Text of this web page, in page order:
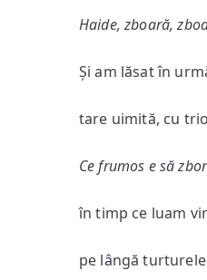
Haide, zboară,
Și am lăsat în
tare uimită, cu
Ce frumos e să
în timp ce luam
pe lângă